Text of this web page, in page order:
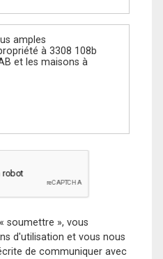
soumettre », vous
d'utilisation et vous nous
de communiquer avec